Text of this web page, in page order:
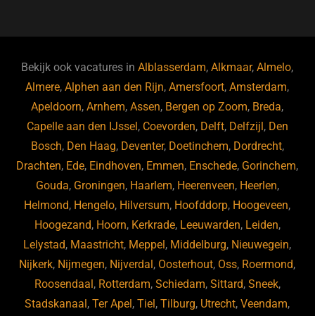
b
o
o
k
ky dI
n
Bekijk ook vacatures inAlblasserdam,Alkmaar,Almelo,
Almere,Alphen aan den Rijn,Amersfoort,Amsterdam,
Apeldoorn,Arnhem,Assen, Bergen op Zoom, Breda,
Capelle aan den IJssel, Coevorden, Delft, Delfzijl, Den
Bosch, Den Haag, Deventer, Doetinchem, Dordrecht,
Drachten, Ede, Eindhoven, Emmen, Enschede, Gorinchem,
Gouda, Groningen, Haarlem, Heerenveen, Heerlen,
Helmond, Hengelo, Hilversum, Hoofddorp, Hoogeveen,
Hoogezand, Hoorn, Kerkrade, Leeuwarden, Leiden,
Lelystad, Maastricht, Meppel, Middelburg, Nieuwegein,
Nijkerk, Nijmegen, Nijverdal, Oosterhout, Oss, Roermond,
Roosendaal, Rotterdam, Schiedam, Sittard, Sneek,
Stadskanaal,Ter Apel,Tiel,Tilburg, Utrecht,Veendam,